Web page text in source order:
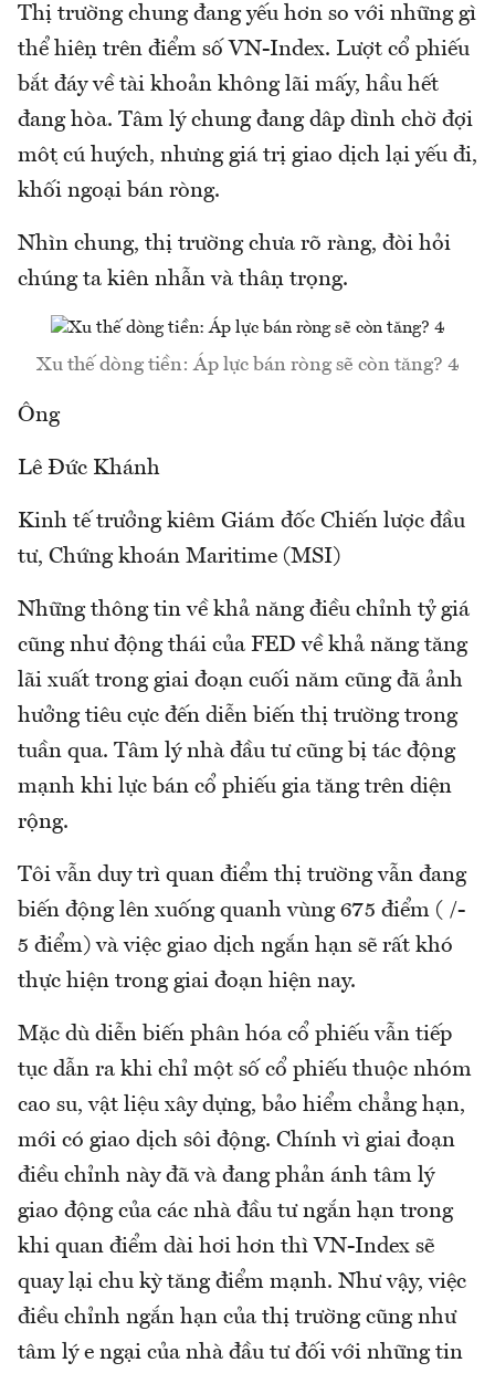
Thị trường chung đang yếu hơn so với những gì
thể hiện trên điểm số VN-Index. Lượt cổ phiếu
bắt đáy về tài khoản không lãi mấy, hầu hết
đang hòa. Tâm lý chung đang dập dình chờ đợi
một cú huých, nhưng giá trị giao dịch lại yếu đi,
khối ngoại bán ròng.
Nhìn chung, thị trường chưa rõ ràng, đòi hỏi
chúng ta kiên nhẫn và thận trọng.
Xu thế dòng tiền: Áp lực bán ròng sẽ còn tăng? 4
Ông
Lê Đức Khánh
Kinh tế trưởng kiêm Giám đốc Chiến lược đầu
tư, Chứng khoán Maritime (MSI)
Những thông tin về khả năng điều chỉnh tỷ giá
cũng như động thái của FED về khả năng tăng
lãi xuất trong giai đoạn cuối năm cũng đã ảnh
hưởng tiêu cực đến diễn biến thị trường trong
tuần qua. Tâm lý nhà đầu tư cũng bị tác động
mạnh khi lực bán cổ phiếu gia tăng trên diện
rộng.
Tôi vẫn duy trì quan điểm thị trường vẫn đang
biến động lên xuống quanh vùng 675 điểm ( /-
5 điểm) và việc giao dịch ngắn hạn sẽ rất khó
thực hiện trong giai đoạn hiện nay.
Mặc dù diễn biến phân hóa cổ phiếu vẫn tiếp
tục dẫn ra khi chỉ một số cổ phiếu thuộc nhóm
cao su, vật liệu xây dựng, bảo hiểm chẳng hạn,
mới có giao dịch sôi động. Chính vì giai đoạn
điều chỉnh này đã và đang phản ánh tâm lý
giao động của các nhà đầu tư ngắn hạn trong
khi quan điểm dài hơi hơn thì VN-Index sẽ
quay lại chu kỳ tăng điểm mạnh. Như vậy, việc
điều chỉnh ngắn hạn của thị trường cũng như
tâm lý e ngại của nhà đầu tư đối với những tin